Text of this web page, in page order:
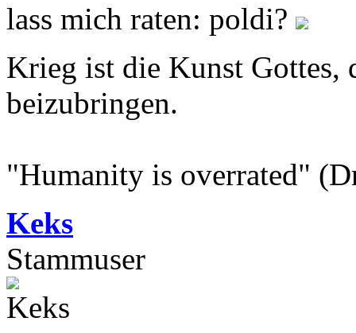
lass mich raten: poldi?
Krieg ist die Kunst Gottes,
beizubringen.
"Humanity is overrated"
Keks
Stammuser